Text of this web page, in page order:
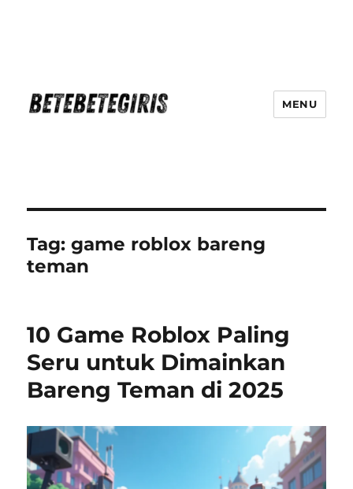
MENU
Tag:game roblox bareng
teman
10 Game Roblox Paling
Seru untuk Dimainkan
Bareng Teman di 2025